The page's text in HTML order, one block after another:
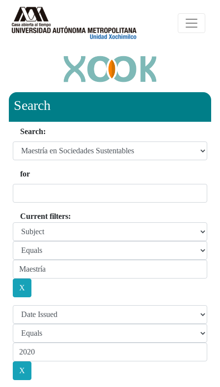
Search
Search:
for
Current filters: